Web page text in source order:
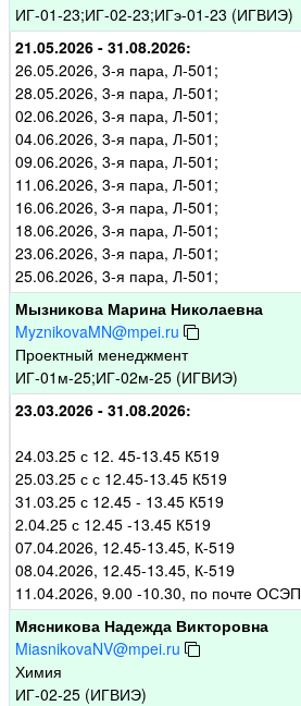
ИГ-01-23;ИГ-02-23;ИГэ-01-23 (ИГВИЭ)
21.05.2026 - 31.08.2026:
26.05.2026, 3-я пара, Л-501;
28.05.2026, 3-я пара, Л-501;
02.06.2026, 3-я пара, Л-501;
04.06.2026, 3-я пара, Л-501;
09.06.2026, 3-я пара, Л-501;
11.06.2026, 3-я пара, Л-501;
16.06.2026, 3-я пара, Л-501;
18.06.2026, 3-я пара, Л-501;
23.06.2026, 3-я пара, Л-501;
25.06.2026, 3-я пара, Л-501;
Мызникова Марина Николаевна
MyznikovaMN@mpei.ru
Проектный менеджмент
ИГ-01м-25;ИГ-02м-25 (ИГВИЭ)
23.03.2026 - 31.08.2026:
24.03.25 с 12. 45-13.45 К519
25.03.25 с с 12.45-13.45 К519
31.03.25 с 12.45 - 13.45 К519
2.04.25 с 12.45 -13.45 К519
07.04.2026, 12.45-13.45, К-519
08.04.2026, 12.45-13.45, К-519
11.04.2026, 9.00 -10.30, по почте ОСЭП
Мясникова Надежда Викторовна
MiasnikovaNV@mpei.ru
Химия
ИГ-02-25 (ИГВИЭ)